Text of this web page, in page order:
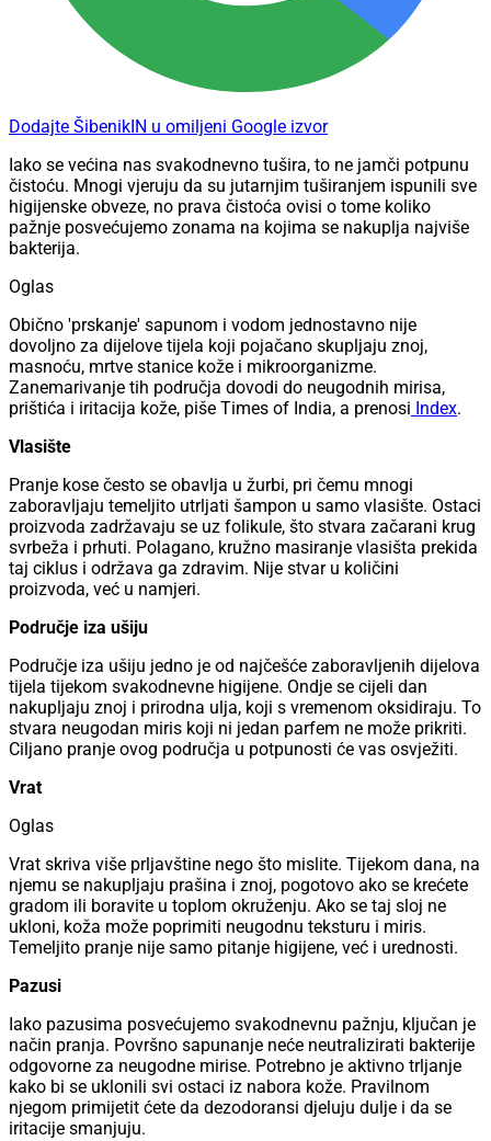
Dodajte ŠibenikIN u omiljeni Google izvor
Iako se većina nas svakodnevno tušira, to ne jamči potpunu
čistoću. Mnogi vjeruju da su jutarnjim tuširanjem ispunili sve
higijenske obveze, no prava čistoća ovisi o tome koliko
pažnje posvećujemo zonama na kojima se nakuplja najviše
bakterija.
Oglas
Obično 'prskanje' sapunom i vodom jednostavno nije
dovoljno za dijelove tijela koji pojačano skupljaju znoj,
masnoću, mrtve stanice kože i mikroorganizme.
Zanemarivanje tih područja dovodi do neugodnih mirisa,
prištića i iritacija kože, piše Times of India, a prenosi Index.
Vlasište
Pranje kose često se obavlja u žurbi, pri čemu mnogi
zaboravljaju temeljito utrljati šampon u samo vlasište. Ostaci
proizvoda zadržavaju se uz folikule, što stvara začarani krug
svrbeža i prhuti. Polagano, kružno masiranje vlasišta prekida
taj ciklus i održava ga zdravim. Nije stvar u količini
proizvoda, već u namjeri.
Područje iza ušiju
Područje iza ušiju jedno je od najčešće zaboravljenih dijelova
tijela tijekom svakodnevne higijene. Ondje se cijeli dan
nakupljaju znoj i prirodna ulja, koji s vremenom oksidiraju. To
stvara neugodan miris koji ni jedan parfem ne može prikriti.
Ciljano pranje ovog područja u potpunosti će vas osvježiti.
Vrat
Oglas
Vrat skriva više prljavštine nego što mislite. Tijekom dana, na
njemu se nakupljaju prašina i znoj, pogotovo ako se krećete
gradom ili boravite u toplom okruženju. Ako se taj sloj ne
ukloni, koža može poprimiti neugodnu teksturu i miris.
Temeljito pranje nije samo pitanje higijene, već i urednosti.
Pazusi
Iako pazusima posvećujemo svakodnevnu pažnju, ključan je
način pranja. Površno sapunanje neće neutralizirati bakterije
odgovorne za neugodne mirise. Potrebno je aktivno trljanje
kako bi se uklonili svi ostaci iz nabora kože. Pravilnom
njegom primijetit ćete da dezodoransi djeluju dulje i da se
iritacije smanjuju.